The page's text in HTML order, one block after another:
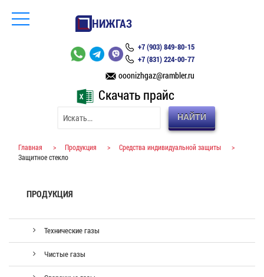
НИЖГАЗ
+7 (903) 849-80-15
+7 (831) 224-00-77
ooonizhgaz@rambler.ru
Скачать прайс
НАЙТИ
Главная > Продукция > Средства индивидуальной защиты
>
Защитное стекло
ПРОДУКЦИЯ
Технические газы
Чистые газы